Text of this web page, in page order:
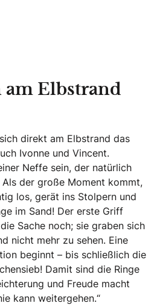
am Elbstrand
direkt am Elbstrand das
Ivonne und Vincent.
Neffe sein, der natürlich
der große Moment kommt,
los, gerät ins Stolpern und
im Sand! Der erste Griff
Sache noch; sie graben sich
nicht mehr zu sehen. Eine
beginnt – bis schließlich die
Damit sind die Ringe
und Freude macht
kann weitergehen.“